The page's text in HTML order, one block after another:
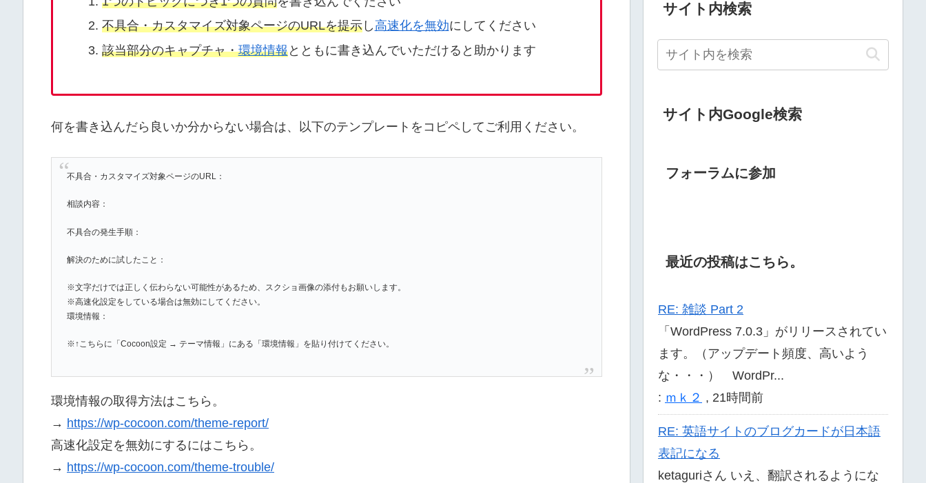
不具合・カスタマイズ対象ページのURLを提示し 高速化を無効にしてください
該当部分のキャプチャ・環境情報とともに書き込んでいただけると助かります
何を書き込んだら良いか分からない場合は、以下のテンプレートをコピペしてご利用ください。
不具合・カスタマイズ対象ページのURL：
相談内容：
不具合の発生手順：
解決のために試したこと：
※文字だけでは正しく伝わらない可能性があるため、スクショ画像の添付もお願いします。
※高速化設定をしている場合は無効にしてください。
環境情報：
※↑こちらに「Cocoon設定 → テーマ情報」にある「環境情報」を貼り付けてください。
環境情報の取得方法はこちら。
→ https://wp-cocoon.com/theme-report/
高速化設定を無効にするにはこちら。
→ https://wp-cocoon.com/theme-trouble/
サイト内検索
サイト内Google検索
フォーラムに参加
最近の投稿はこちら。
RE: 雑談 Part 2
「WordPress 7.0.3」がリリースされてい
ます。（アップデート頻度、高いよう
な・・・） WordPr...
: ｍｋ２ , 21時間前
RE: 英語サイトのブログカードが日本語
表記になる
ketaguriさん いえ、翻訳されるようにな